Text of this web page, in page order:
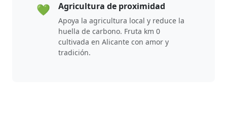
💚 Agricultura de proximidad
Apoya la agricultura local y reduce la
huella de carbono. Fruta km 0
cultivada en Alicante con amor y
tradición.